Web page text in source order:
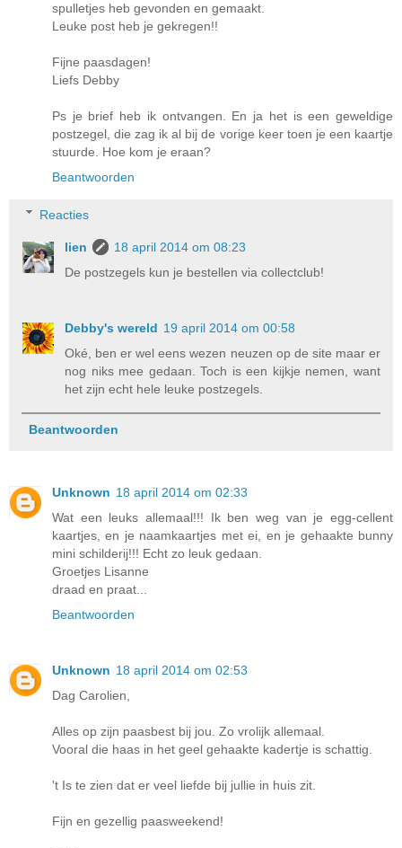
spulletjes heb gevonden en gemaakt.
Leuke post heb je gekregen!!
Fijne paasdagen!
Liefs Debby
Ps je brief heb ik ontvangen. En ja het is een geweldige
postzegel, die zag ik al bij de vorige keer toen je een kaartje
stuurde. Hoe kom je eraan?
Beantwoorden
Reacties
lien
18 april 2014 om 08:23
De postzegels kun je bestellen via collectclub!
Debby's wereld 19 april 2014 om 00:58
Oké, ben er wel eens wezen neuzen op de site maar er
nog niks mee gedaan. Toch is een kijkje nemen, want
het zijn echt hele leuke postzegels.
Beantwoorden
Unknown 18 april 2014 om 02:33
Wat een leuks allemaal!!! Ik ben weg van je egg-cellent
kaartjes, en je naamkaartjes met ei, en je gehaakte bunny
mini schilderij!!! Echt zo leuk gedaan.
Groetjes Lisanne
draad en praat...
Beantwoorden
Unknown 18 april 2014 om 02:53
Dag Carolien,
Alles op zijn paasbest bij jou. Zo vrolijk allemaal.
Vooral die haas in het geel gehaakte kadertje is schattig.
't Is te zien dat er veel liefde bij jullie in huis zit.
Fijn en gezellig paasweekend!